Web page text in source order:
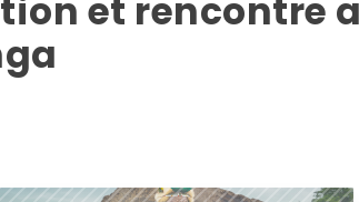
et rencontre